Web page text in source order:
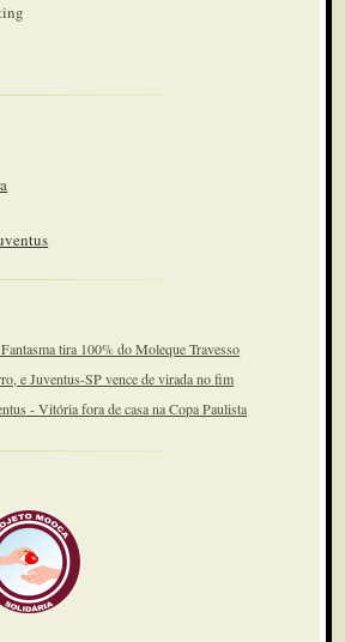
tira 100% do Moleque Travesso
e Juventus-SP vence de virada no fim
- Vitória fora de casa na Copa Paulista